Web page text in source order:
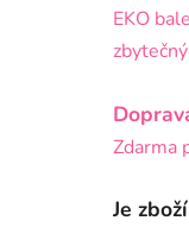
EKO
Zdarma
Je